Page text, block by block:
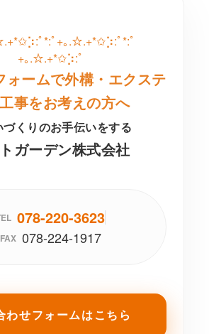
ﾟ*:ﾟ+｡.☆.+*✩⡱:ﾟ*:ﾟ
+｡.☆.+*✩⡱:ﾟ
ォームで外構・エクステ
事をお考えの方へ
づくりのお手伝いをする
ガーデン株式会社
078-220-3623
FAX 078-224-1917
わせフォームはこちら